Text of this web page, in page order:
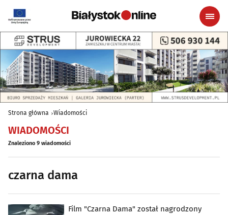
Strona główna Wiadomości
WIADOMOŚCI
Znaleziono 9 wiadomości
czarna dama
Film "Czarna Dama" został nagrodzony